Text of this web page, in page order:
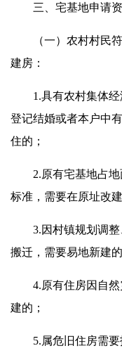
三、宅基地申请资
（一）农村村民符
建房：
1.具有农村集体经
登记结婚或者本户中
住的；
2.原有宅基地占地
标准，需要在原址改
3.因村镇规划调整
搬迁，需要易地新建的
4.原有住房因自然
建的；
5.属危旧住房需要